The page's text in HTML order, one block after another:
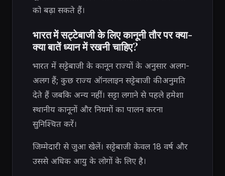
को बढ़ा सकते हैं।
भारत में सट्टेबाजी के लिए कानूनी तौर पर क्या-
क्या बातें ध्यान में रखनी चाहिए?
भारत में सट्टेबाजी के कानून राज्यों के अनुसार अलग-
अलग हैं; कुछ राज्य ऑनलाइन सट्टेबाजी की अनुमति
देते हैं जबकि अन्य नहीं। सट्टा लगाने से पहले हमेशा
स्थानीय कानूनों और नियमों का पालन करना
सुनिश्चित करें।
जिम्मेदारी से जुआ खेलें। सट्टेबाजी केवल 18 वर्ष और
उससे अधिक आयु के लोगों के लिए है।